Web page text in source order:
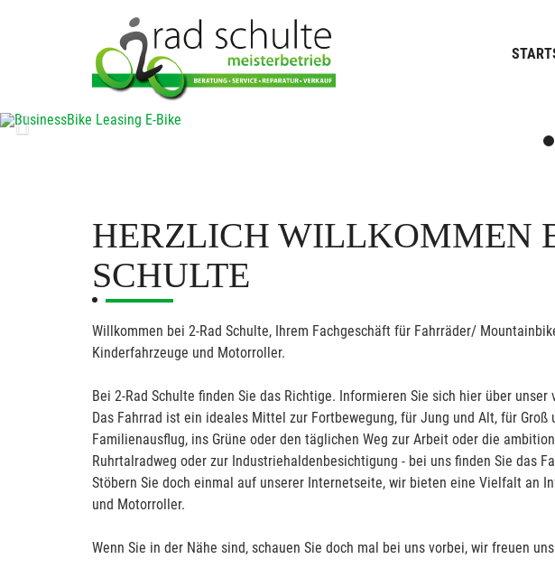
Previous
HERZLICH WILLKOMMEN
SCHULTE
Willkommen bei 2-Rad Schulte, Ihrem Fachgeschäft für Fahrräder/
Kinderfahrzeuge und Motorroller.
Bei 2-Rad Schulte finden Sie das Richtige. Informieren Sie sich hier über
Das Fahrrad ist ein ideales Mittel zur Fortbewegung, für Jung und Alt, für Groß
Familienausflug, ins Grüne oder den täglichen Weg zur Arbeit oder die
Ruhrtalradweg oder zur Industriehaldenbesichtigung - bei uns finden Sie das
Stöbern Sie doch einmal auf unserer Internetseite, wir bieten eine Vielfalt an
und Motorroller.
Wenn Sie in der Nähe sind, schauen Sie doch mal bei uns vorbei, wir freuen